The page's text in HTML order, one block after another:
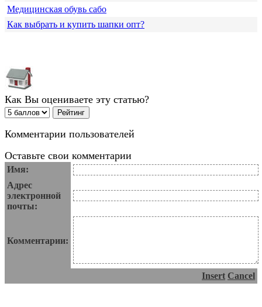
Медицинская обувь сабо
Как выбрать и купить шапки опт?
Как Вы оцениваете эту статью?
Комментарии пользователей
Оставьте свои комментарии
Имя:
Адрес
электронной
почты:
Комментарии:
Insert Cancel